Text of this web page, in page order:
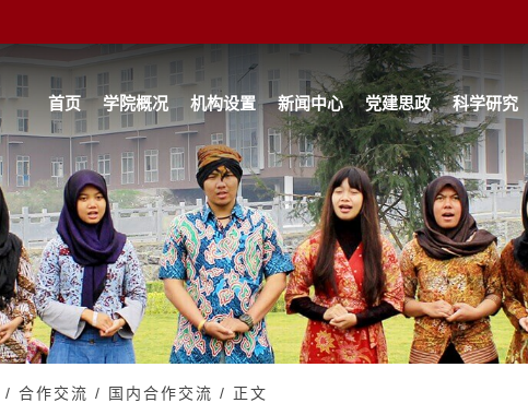
首页 学院概况 机构设置 新闻中心 党建思政 科学研究
/ 合作交流 / 国内合作交流 / 正文